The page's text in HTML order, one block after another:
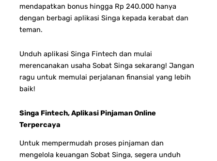
mendapatkan bonus hingga Rp 240.000 hanya
dengan berbagi aplikasi Singa kepada kerabat dan
teman.
Unduh aplikasi Singa Fintech dan mulai
merencanakan usaha Sobat Singa sekarang! Jangan
ragu untuk memulai perjalanan finansial yang lebih
baik!
Singa Fintech, Aplikasi Pinjaman Online
Terpercaya
Untuk mempermudah proses pinjaman dan
mengelola keuangan Sobat Singa, segera unduh